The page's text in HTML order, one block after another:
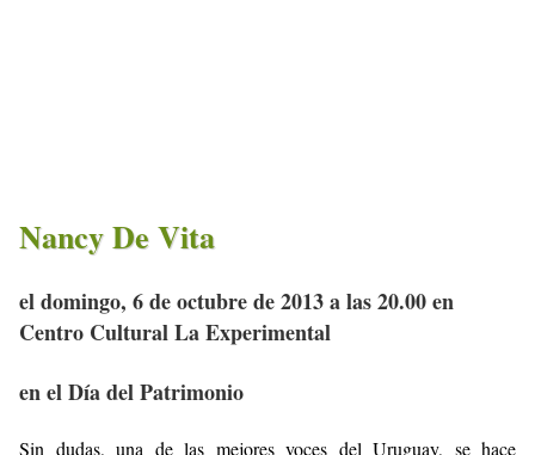
Nancy De Vita
el domingo, 6 de octubre de 2013 a las 20.00 en
Centro Cultural La Experimental
en el Día del Patrimonio
Sin dudas, una de las mejores voces del Uruguay, se hace